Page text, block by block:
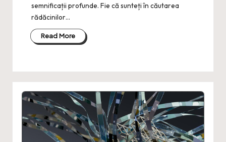
semnificații profunde. Fie că sunteți în căutarea
rădăcinilor…
Read More